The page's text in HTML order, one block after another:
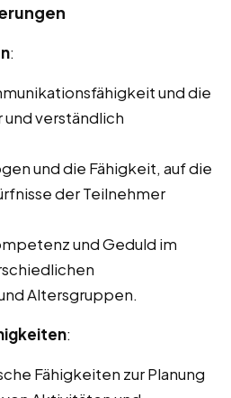
:
und die
und verständlich
und die Fähigkeit, auf die
der Teilnehmer
und Geduld im
Altersgruppen.
:
Fähigkeiten zur Planung